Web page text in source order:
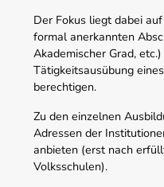
Der Fokus liegt dabei
formal anerkannten
Akademischer Grad,
Tätigkeitsausübung
berechtigen.
Zu den einzelnen
Adressen der
anbieten (erst nach
Volksschulen).